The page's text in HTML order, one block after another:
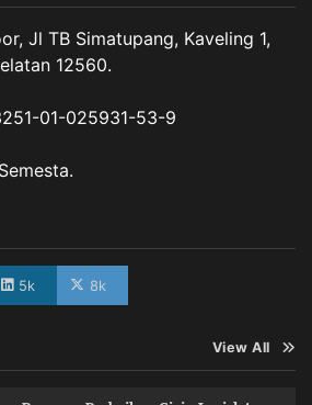
Jl TB Simatupang, Kaveling 1,
12560.
01-025931-53-9
5k 8k
View All